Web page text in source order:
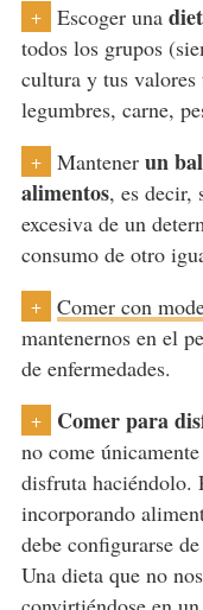
+ Escoger una
todos los grupos
cultura y tus
legumbres, carne,
+ Mantener un
alimentos, es decir,
excesiva de un
consumo de otro
+ Comer con
mantenernos en el
de enfermedades.
+ Comer para
no come
disfruta haciéndolo.
incorporando
debe configurarse
Una dieta que no